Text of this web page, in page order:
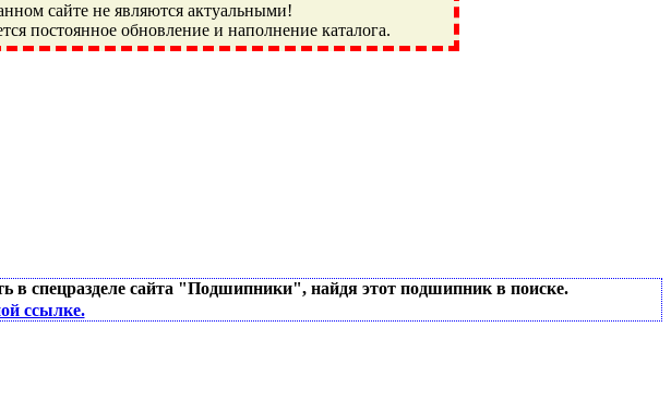
сайте не являются актуальными!
постоянное обновление и наполнение каталога.
Фряново, Монино, Ивантеевка, подшипники, пневматика, метизы,
KG, LQY, DPI, BSN, SPZ, РФ, BMZ, ХАРП, CX, РОЛТОМ, APZ, FBJ, KYK,
спецразделе сайта "Подшипники", найдя этот подшипник в поиске.
ссылке.